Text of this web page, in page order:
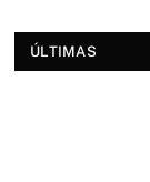
ÚLTIMAS